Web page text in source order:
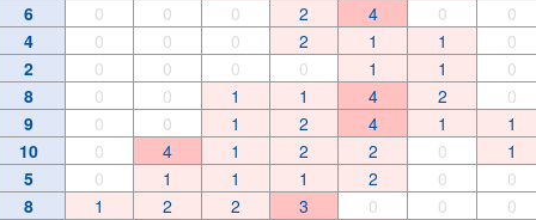
6 0 0 0 2 4 0 0
4 0 0 0 2 1 1 0
2 0 0 0 0 1 1 0
8 0 0 1 1 4 2 0
9 0 0 1 2 4 1 1
10 0 4 1 2 2 0 1
5 0 1 1 1 2 0 0
8 1 2 2 3 0 0 0